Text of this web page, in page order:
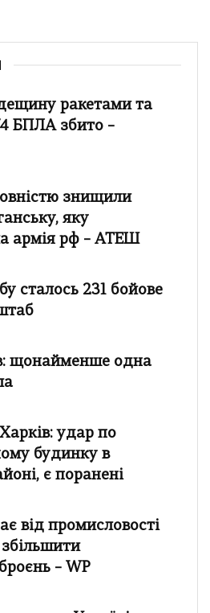
ракетами та
БПЛА збито –
знищили
яку
армія рф – АТЕШ
сталось 231 бойове
щонайменше одна
удар по
будинку в
є поранені
від промисловості
– WP